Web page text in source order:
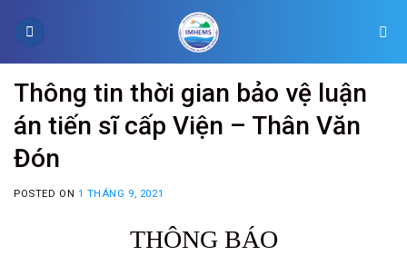
Thông tin thời gian bảo vệ luận
án tiến sĩ cấp Viện – Thân Văn
Đón
POSTED ON 1 THÁNG 9, 2021
THÔNG BÁO